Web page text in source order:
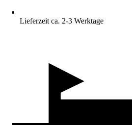
Lieferzeit ca. 2-3 Werktage